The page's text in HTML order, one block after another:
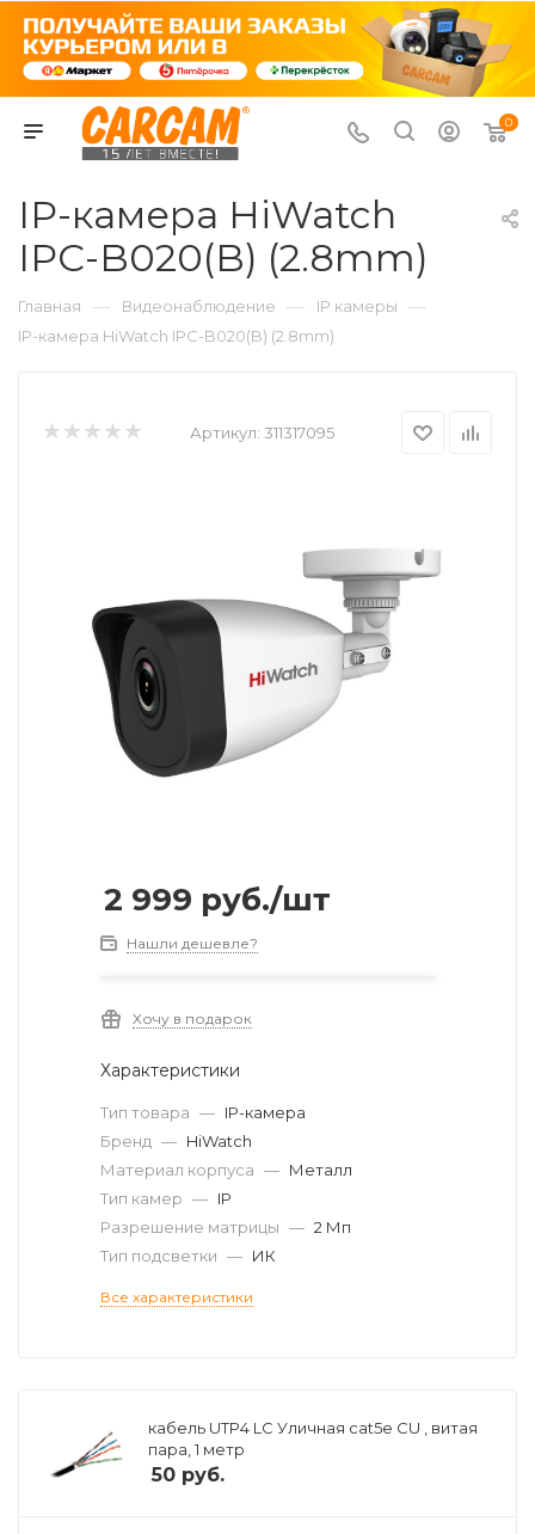
0
IP-камера HiWatch
IPC-B020(B) (2.8mm)
Главная — Видеонаблюдение — IP камеры —
IP-камера HiWatch IPC-B020(B) (2.8mm)
Артикул: 311317095
2 999 руб./шт
Нашли дешевле?
Хочу в подарок
Характеристики
Тип товара — IP-камера
Бренд — HiWatch
Материал корпуса — Металл
Тип камер — IP
Разрешение матрицы — 2 Мп
Тип подсветки — ИК
Все характеристики
кабель UTP4 LC Уличная cat5e CU , витая
пара, 1 метр
50 руб.